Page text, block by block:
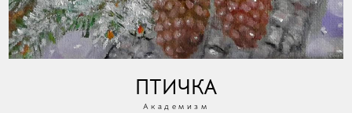
ПТИЧКА
Академизм